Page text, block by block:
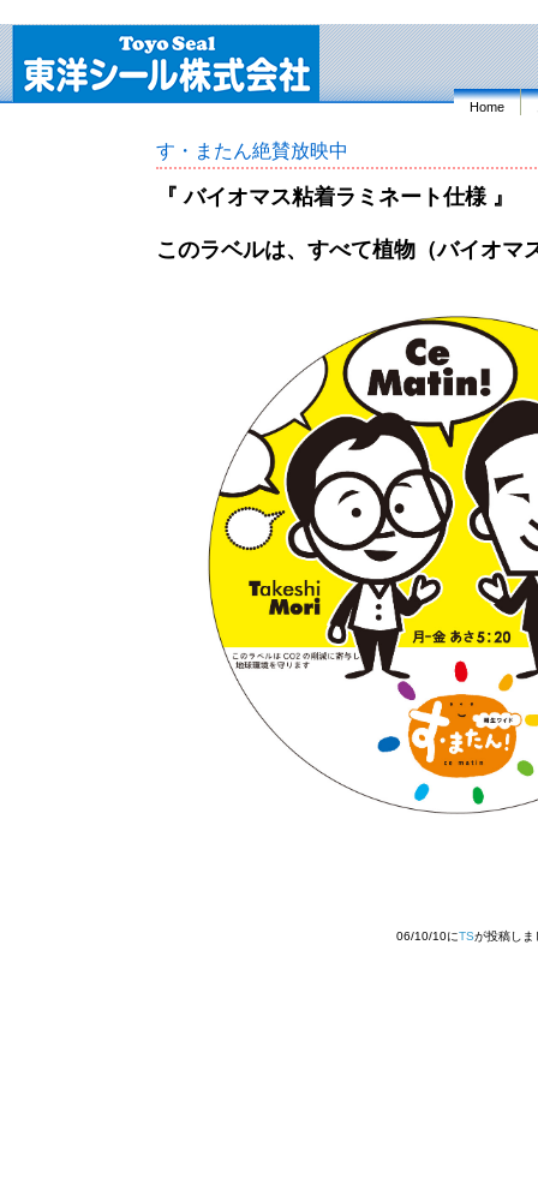
Home
す・またん絶賛放映中
『 バイオマス粘着ラミネート仕様 』
このラベルは、すべて植物（バイオマ
06/10/10にTSが投稿し